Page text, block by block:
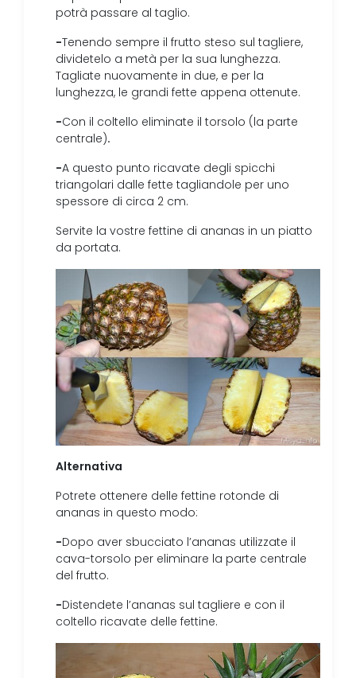
potrà passare al taglio.
-Tenendo sempre il frutto steso sul tagliere,
dividetelo a metà per la sua lunghezza.
Tagliate nuovamente in due, e per la
lunghezza, le grandi fette appena ottenute.
-Con il coltello eliminate il torsolo (la parte
centrale).
-A questo punto ricavate degli spicchi
triangolari dalle fette tagliandole per uno
spessore di circa 2 cm.
Servite la vostre fettine di ananas in un piatto
da portata.
Alternativa
Potrete ottenere delle fettine rotonde di
ananas in questo modo:
-Dopo aver sbucciato l’ananas utilizzate il
cava-torsolo per eliminare la parte centrale
del frutto.
-Distendete l’ananas sul tagliere e con il
coltello ricavate delle fettine.